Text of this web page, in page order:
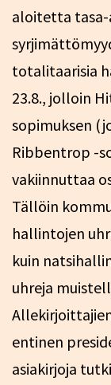
aloitetta tasa-
totalitaarisia
23.8., jolloin
sopimuksen
Ribbentrop -
vakiinnuttaa
Tällöin
hallintojen
kuin
uhreja
entinen
asiakirjoja